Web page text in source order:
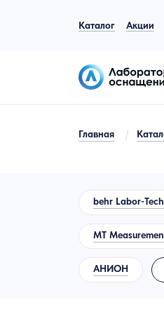
Каталог Акции
Главная /
behr Labor-
MT
АНИОН